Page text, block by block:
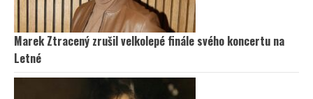
Marek Ztracený zrušil velkolepé finále svého koncertu na
Letné